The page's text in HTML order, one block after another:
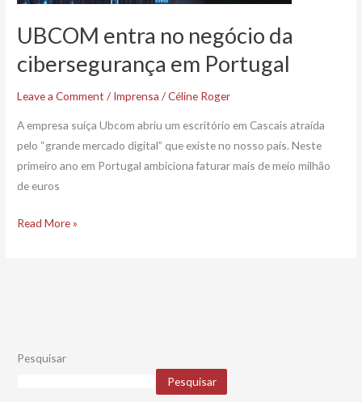
UBCOM entra no negócio da
cibersegurança em Portugal
Leave a Comment / Imprensa /Céline Roger
A empresa suíça Ubcom abriu um escritório em Cascais atraída
pelo “grande mercado digital” que existe no nosso país. Neste
primeiro ano em Portugal ambiciona faturar mais de meio milhão
de euros
Read More »
Pesquisar
Pesquisar